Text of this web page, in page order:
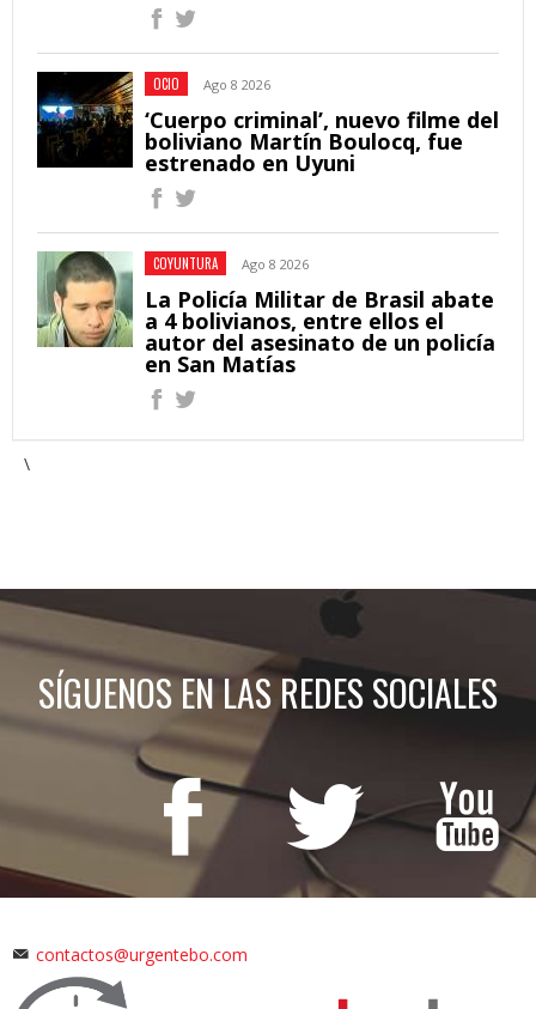
OCIO Ago 8 2026
‘Cuerpo criminal’, nuevo filme del
boliviano Martín Boulocq, fue
estrenado en Uyuni
COYUNTURA Ago 8 2026
La Policía Militar de Brasil abate
a 4 bolivianos, entre ellos el
autor del asesinato de un policía
en San Matías
\
SÍGUENOS EN LAS REDES SOCIALES
contactos@urgentebo.com